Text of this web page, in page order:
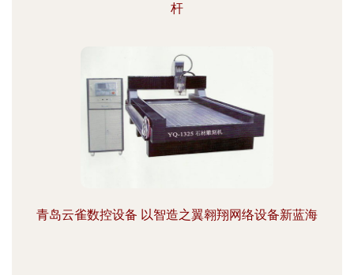
杆
青岛云雀数控设备 以智造之翼翱翔网络设备新蓝海